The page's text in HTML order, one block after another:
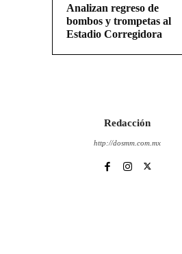
Analizan regreso de
bombos y trompetas al
Estadio Corregidora
Redacción
http://dosmm.com.mx